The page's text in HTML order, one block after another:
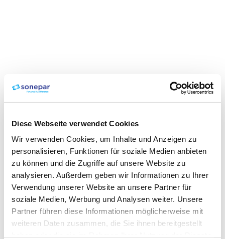
Diese Webseite verwendet Cookies
Wir verwenden Cookies, um Inhalte und Anzeigen zu
personalisieren, Funktionen für soziale Medien anbieten
zu können und die Zugriffe auf unsere Website zu
analysieren. Außerdem geben wir Informationen zu Ihrer
Verwendung unserer Website an unsere Partner für
soziale Medien, Werbung und Analysen weiter. Unsere
Partner führen diese Informationen möglicherweise mit
weiteren Daten zusammen, die Sie ihnen bereitgestellt